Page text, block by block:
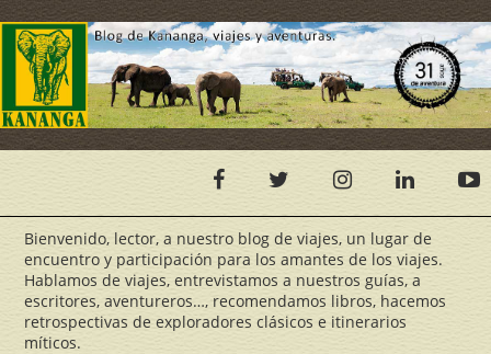
Bienvenido, lector, a nuestro blog de viajes, un lugar de
encuentro y participación para los amantes de los viajes.
Hablamos de viajes, entrevistamos a nuestros guías, a
escritores, aventureros…, recomendamos libros, hacemos
retrospectivas de exploradores clásicos e itinerarios
míticos.